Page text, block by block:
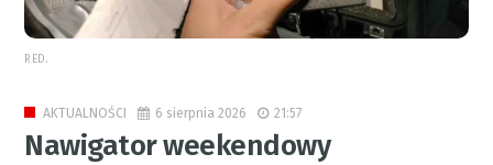
RED.
AKTUALNOŚCI 6 sierpnia 2026 21:57
Nawigator weekendowy